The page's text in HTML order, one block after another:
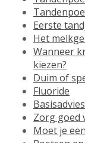
Eerste
Het
Wanneer
kiezen?
Duim of
Fluoride
Zorg goed
Moet je